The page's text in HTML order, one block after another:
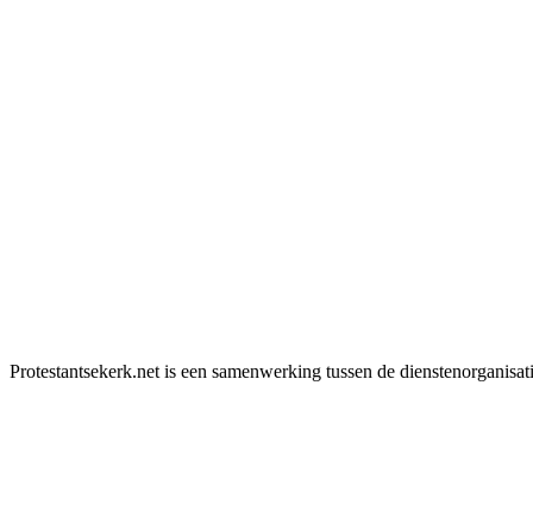
Protestantsekerk.net is een samenwerking tussen de